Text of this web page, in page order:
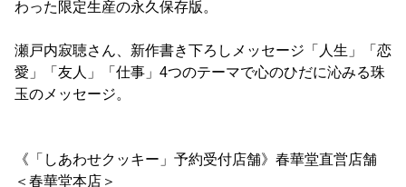
わった限定生産の永久保存版。
瀬戸内寂聴さん、新作書き下ろしメッセージ「人生」「恋
愛」「友人」「仕事」4つのテーマで心のひだに沁みる珠
玉のメッセージ。
《「しあわせクッキー」予約受付店舗》春華堂直営店舗
＜春華堂本店＞